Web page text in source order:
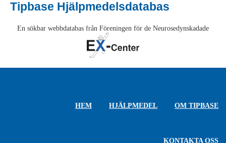
Tipbase Hjälpmedelsdatabas
En sökbar webbdatabas från Föreningen för de Neurosedynskadade
HEM HJÄLPMEDEL OM TIPBASE
KONTAKTA OSS